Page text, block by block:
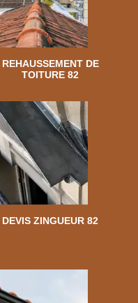
REHAUSSEMENT DE
TOITURE 82
DEVIS ZINGUEUR 82